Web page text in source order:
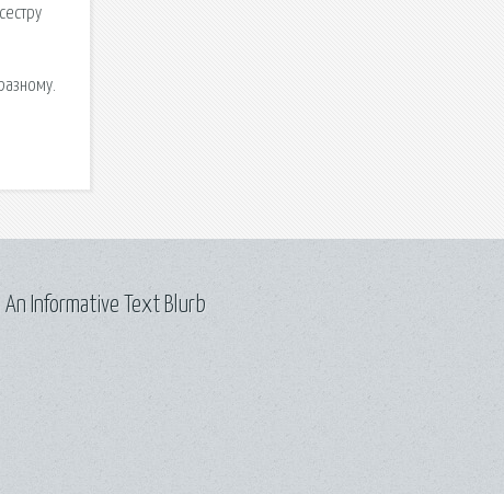
An Informative Text Blurb